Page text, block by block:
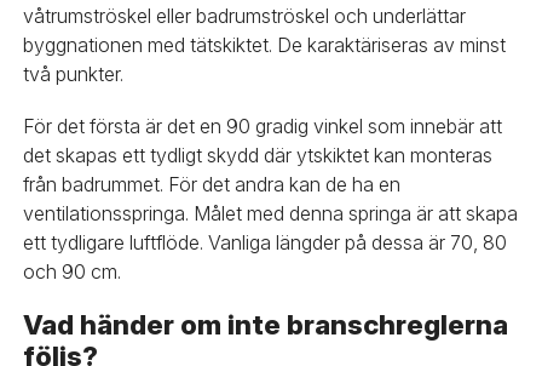
våtrumströskel eller badrumströskel och underlättar
byggnationen med tätskiktet. De karaktäriseras av minst
två punkter.
För det första är det en 90 gradig vinkel som innebär att
det skapas ett tydligt skydd där ytskiktet kan monteras
från badrummet. För det andra kan de ha en
ventilationsspringa. Målet med denna springa är att skapa
ett tydligare luftflöde. Vanliga längder på dessa är 70, 80
och 90 cm.
Vad händer om inte branschreglerna
följs?